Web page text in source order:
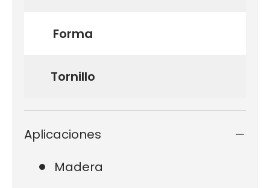
Forma
Tornillo
Aplicaciones
Madera